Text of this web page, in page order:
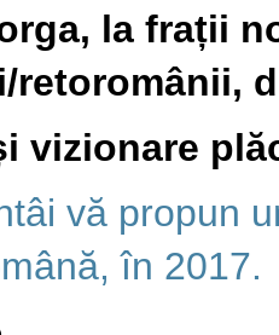
la frații
retoromânii,
vizionare
vă propun
în 2017.